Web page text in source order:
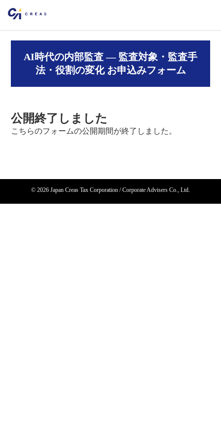
AI時代の内部監査 ― 監査対象・監査手
法・役割の変化 お申込みフォーム
公開終了しました
こちらのフォームの公開期間が終了しました。
© 2026 Japan Creas Tax Corporation / Corporate Advisers Co., Ltd.